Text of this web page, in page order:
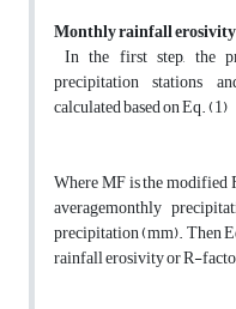
Monthly rainfall
In the first step, the
precipitation stations
calculated based on Eq. (1)
Where MF is the modified
averagemonthly
precipitation (mm). Then
rainfall erosivity or R-